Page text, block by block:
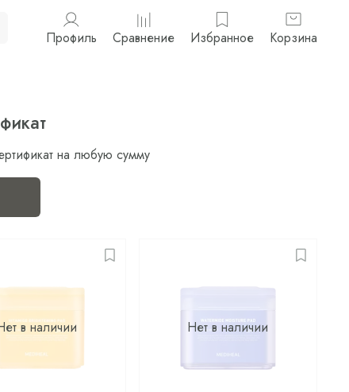
Профиль Сравнение Избранное Корзина
на любую сумму
в наличии Нет в наличии